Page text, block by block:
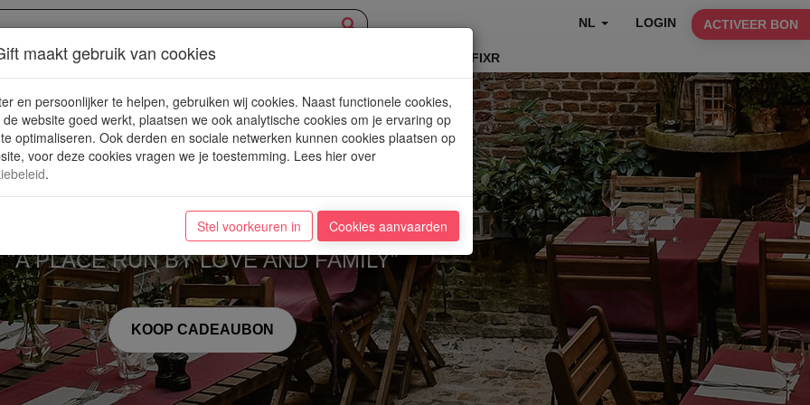
NL LOGIN ACTIVEER BON
AANBOD NIEUWE PLEKJES TABLEFIXR
't Hofke
"A PLACE RUN BY LOVE AND FAMILY"
KOOP CADEAUBON
maakt gebruik van cookies
en persoonlijker te helpen, gebruiken wij cookies. Naast functionele cookies,
website goed werkt, plaatsen we ook analytische cookies om je ervaring op
optimaliseren. Ook derden en sociale netwerken kunnen cookies plaatsen op
voor deze cookies vragen we je toestemming. Lees hier over
.
Stel voorkeuren in Cookies aanvaarden